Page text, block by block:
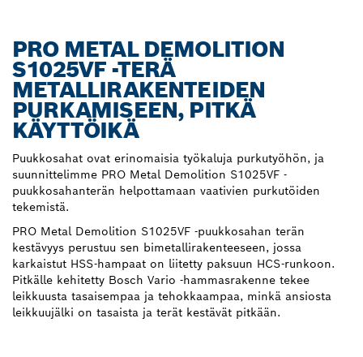
PRO METAL DEMOLITION
S1025VF -TERÄ
METALLIRAKENTEIDEN
PURKAMISEEN, PITKÄ
KÄYTTÖIKÄ
Puukkosahat ovat erinomaisia työkaluja purkutyöhön, ja
suunnittelimme PRO Metal Demolition S1025VF -
puukkosahanterän helpottamaan vaativien purkutöiden
tekemistä.
PRO Metal Demolition S1025VF -puukkosahan terän
kestävyys perustuu sen bimetallirakenteeseen, jossa
karkaistut HSS-hampaat on liitetty paksuun HCS-runkoon.
Pitkälle kehitetty Bosch Vario -hammasrakenne tekee
leikkuusta tasaisempaa ja tehokkaampaa, minkä ansiosta
leikkuujälki on tasaista ja terät kestävät pitkään.